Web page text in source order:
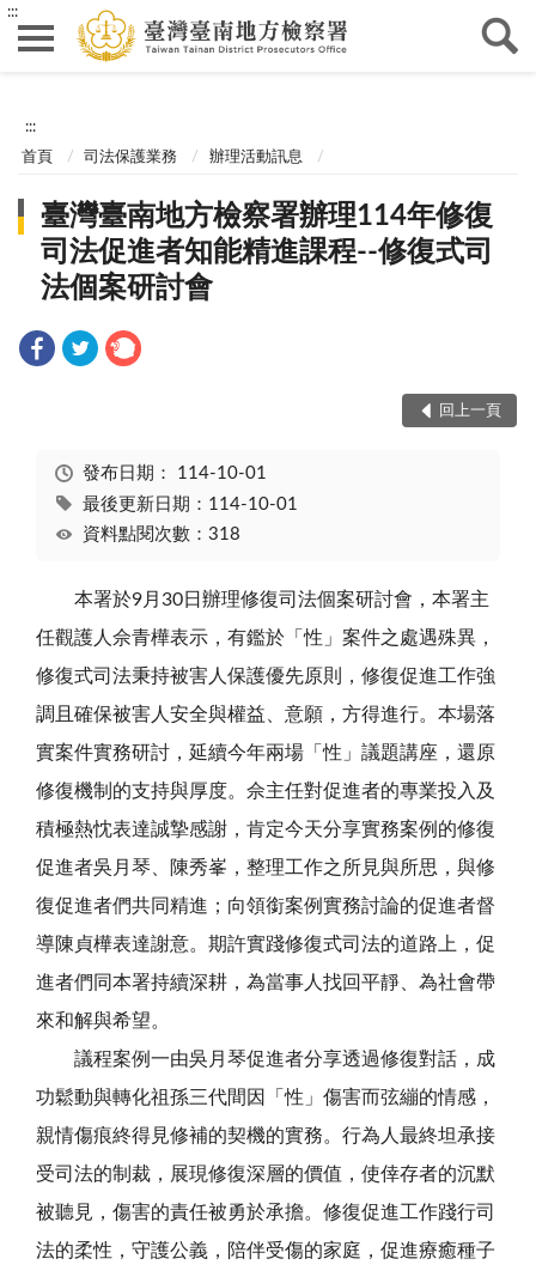
:::
:::
首頁 司法保護業務 辦理活動訊息
臺灣臺南地方檢察署辦理114年修復
司法促進者知能精進課程--修復式司
法個案研討會
回上一頁
發布日期： 114-10-01
最後更新日期：114-10-01
資料點閱次數：318
本署於9月30日辦理修復司法個案研討會，本署主
任觀護人佘青樺表示，有鑑於「性」案件之處遇殊異，
修復式司法秉持被害人保護優先原則，修復促進工作強
調且確保被害人安全與權益、意願，方得進行。本場落
實案件實務研討，延續今年兩場「性」議題講座，還原
修復機制的支持與厚度。佘主任對促進者的專業投入及
積極熱忱表達誠摯感謝，肯定今天分享實務案例的修復
促進者吳月琴、陳秀峯，整理工作之所見與所思，與修
復促進者們共同精進；向領銜案例實務討論的促進者督
導陳貞樺表達謝意。期許實踐修復式司法的道路上，促
進者們同本署持續深耕，為當事人找回平靜、為社會帶
來和解與希望。
議程案例一由吳月琴促進者分享透過修復對話，成
功鬆動與轉化祖孫三代間因「性」傷害而弦繃的情感，
親情傷痕終得見修補的契機的實務。行為人最終坦承接
受司法的制裁，展現修復深層的價值，使倖存者的沉默
被聽見，傷害的責任被勇於承擔。修復促進工作踐行司
法的柔性，守護公義，陪伴受傷的家庭，促進療癒種子